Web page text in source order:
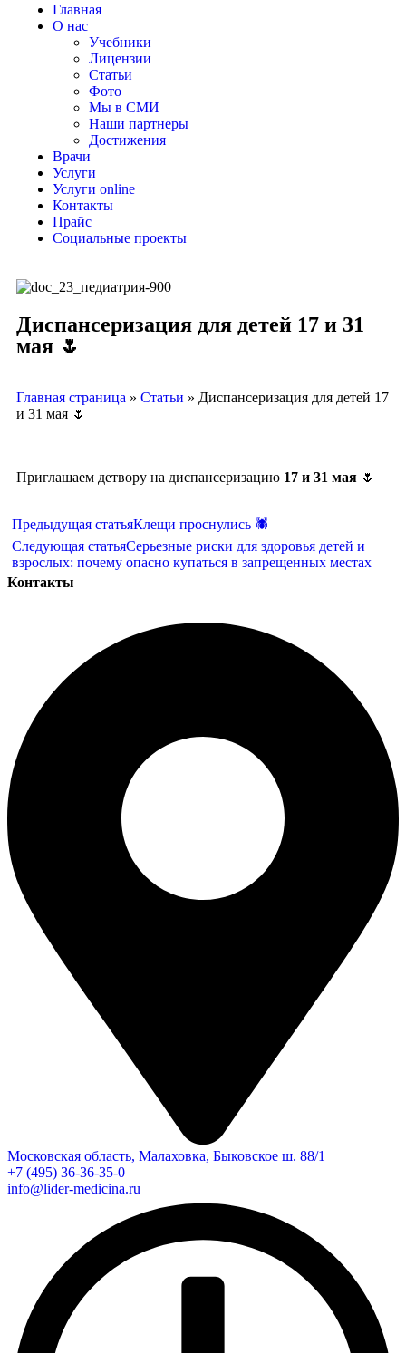
Главная
О нас
Учебники
Лицензии
Статьи
Фото
Мы в СМИ
Наши партнеры
Достижения
Врачи
Услуги
Услуги online
Контакты
Прайс
Социальные проекты
Диспансеризация для детей 17 и 31
мая 🌷
Главная страница » Статьи » Диспансеризация для детей 17
и 31 мая 🌷
Приглашаем детвору на диспансеризацию 17 и 31 мая 🌷
Предыдущая статьяКлещи проснулись 🕷
Следующая статьяСерьезные риски для здоровья детей и
взрослых: почему опасно купаться в запрещенных местах
Контакты
Московская область, Малаховка, Быковское ш. 88/1
+7 (495) 36-36-35-0
info@lider-medicina.ru